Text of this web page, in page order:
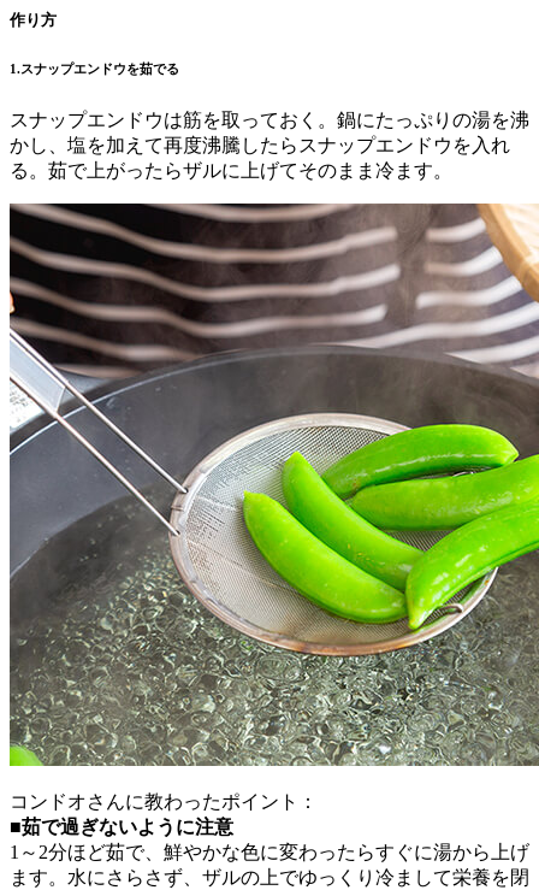
作り方
1.スナップエンドウを茹でる
スナップエンドウは筋を取っておく。鍋にたっぷりの湯を沸
かし、塩を加えて再度沸騰したらスナップエンドウを入れ
る。茹で上がったらザルに上げてそのまま冷ます。
コンドオさんに教わったポイント：
■茹で過ぎないように注意
1～2分ほど茹で、鮮やかな色に変わったらすぐに湯から上げ
ます。水にさらさず、ザルの上でゆっくり冷まして栄養を閉